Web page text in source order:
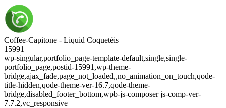
Coffee-Capitone - Liquid Coquetéis
15991
wp-singular,portfolio_page-template-default,single,single-
portfolio_page,postid-15991,wp-theme-
bridge,ajax_fade,page_not_loaded,,no_animation_on_touch,qode-
title-hidden,qode-theme-ver-16.7,qode-theme-
bridge,disabled_footer_bottom,wpb-js-composer js-comp-ver-
7.7.2,vc_responsive